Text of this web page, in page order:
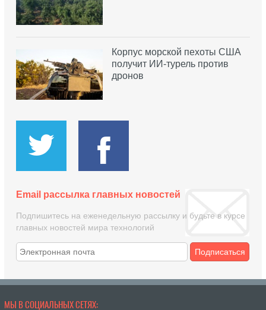
Корпус морской пехоты США
получит ИИ-турель против
дронов
Email рассылка главных новостей
Подпишитесь на еженедельную рассылку и будьте в курсе
главных новостей мира технологий
Подписаться
МЫ В СОЦИАЛЬНЫХ СЕТЯХ: